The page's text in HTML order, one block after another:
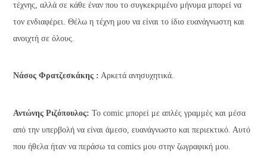
τέχνης, αλλά σε κάθε έναν που το συγκεκριμένο μήνυμα μπορεί να
τον ενδιαφέρει. Θέλω η τέχνη μου να είναι το ίδιο ευανάγνωστη και
ανοιχτή σε όλους.
Νάσος Φρατζεσκάκης : Αρκετά ανησυχητικά.
Αντώνης Ριζόπουλος:Το comic μπορεί με απλές γραμμές και μέσα
από την υπερβολή να είναι άμεσο, ευανάγνωστο και περιεκτικό. Αυτό
που ήθελα ήταν να περάσω τα comics μου στην ζωγραφική μου.